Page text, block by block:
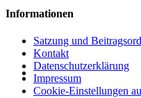
Informationen
Satzung und
Kontakt
Datenschutzerklärung
Impressum
Cookie-Einstellungen